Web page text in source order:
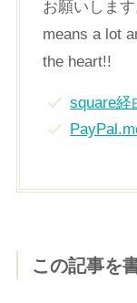
お願いしま
means a lot
the heart!!
square経
この記事を